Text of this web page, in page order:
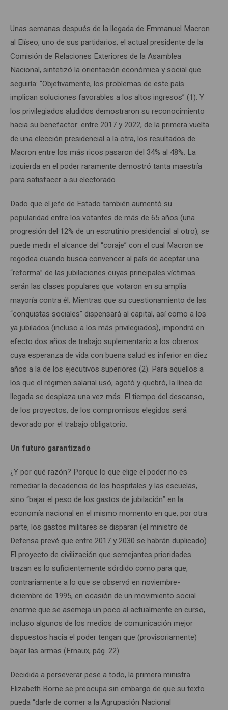
Unas semanas después de la llegada de Emmanuel Macron
al Elíseo, uno de sus partidarios, el actual presidente de la
Comisión de Relaciones Exteriores de la Asamblea
Nacional, sintetizó la orientación económica y social que
seguiría: “Objetivamente, los problemas de este país
implican soluciones favorables a los altos ingresos” (1). Y
los privilegiados aludidos demostraron su reconocimiento
hacia su benefactor: entre 2017 y 2022, de la primera vuelta
de una elección presidencial a la otra, los resultados de
Macron entre los más ricos pasaron del 34% al 48%. La
izquierda en el poder raramente demostró tanta maestría
para satisfacer a su electorado…
Dado que el jefe de Estado también aumentó su
popularidad entre los votantes de más de 65 años (una
progresión del 12% de un escrutinio presidencial al otro), se
puede medir el alcance del “coraje” con el cual Macron se
regodea cuando busca convencer al país de aceptar una
“reforma” de las jubilaciones cuyas principales víctimas
serán las clases populares que votaron en su amplia
mayoría contra él. Mientras que su cuestionamiento de las
“conquistas sociales” dispensará al capital, así como a los
ya jubilados (incluso a los más privilegiados), impondrá en
efecto dos años de trabajo suplementario a los obreros
cuya esperanza de vida con buena salud es inferior en diez
años a la de los ejecutivos superiores (2). Para aquellos a
los que el régimen salarial usó, agotó y quebró, la línea de
llegada se desplaza una vez más. El tiempo del descanso,
de los proyectos, de los compromisos elegidos será
devorado por el trabajo obligatorio.
Un futuro garantizado
¿Y por qué razón? Porque lo que elige el poder no es
remediar la decadencia de los hospitales y las escuelas,
sino “bajar el peso de los gastos de jubilación” en la
economía nacional en el mismo momento en que, por otra
parte, los gastos militares se disparan (el ministro de
Defensa prevé que entre 2017 y 2030 se habrán duplicado).
El proyecto de civilización que semejantes prioridades
trazan es lo suficientemente sórdido como para que,
contrariamente a lo que se observó en noviembre-
diciembre de 1995, en ocasión de un movimiento social
enorme que se asemeja un poco al actualmente en curso,
incluso algunos de los medios de comunicación mejor
dispuestos hacia el poder tengan que (provisoriamente)
bajar las armas (Ernaux, pág. 22).
Decidida a perseverar pese a todo, la primera ministra
Elizabeth Borne se preocupa sin embargo de que su texto
pueda “darle de comer a la Agrupación Nacional